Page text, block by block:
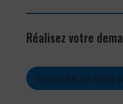
Réalisez votre